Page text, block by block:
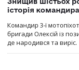
історія
Командир 3-ї
бригади Олексій із
де народився та виріс.